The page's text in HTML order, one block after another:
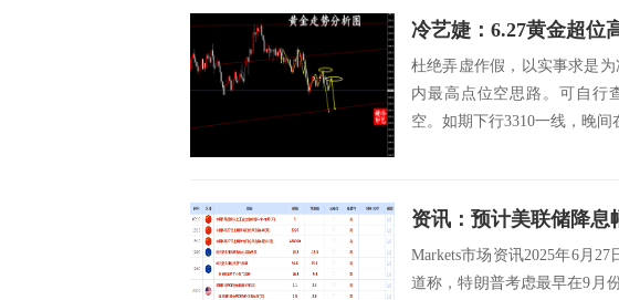
冷艺婕：6.27黄金超位
杜绝弄虚作假，以实事求是
内最高点位空思路。可自行
空。如期下行3310一线，晚间
Markets市场资讯2025年6月
道称，特朗普考虑最早在9月